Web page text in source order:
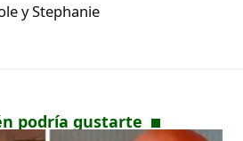
y Stephanie
podría gustarte